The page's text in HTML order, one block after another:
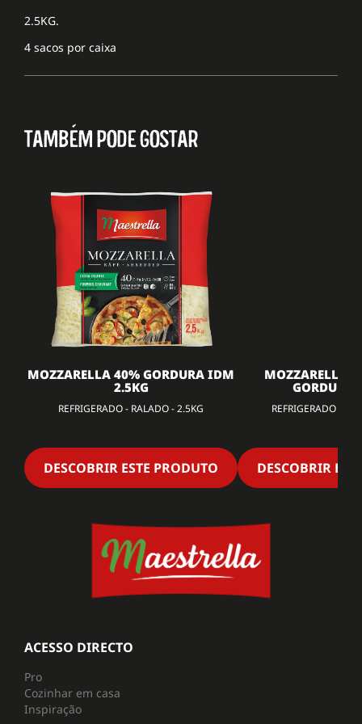
2.5KG.
4 sacos por caixa
TAMBÉM PODE GOSTAR
MOZZARELLA 40% GORDURA IDM
2.5KG
REFRIGERADO - RALADO - 2.5KG
DESCOBRIR ESTE PRODUTO
MOZZARELLA
GORDURA
REFRIGERADO -
DESCOBRIR
ACESSO DIRECTO
Pro
Cozinhar em casa
Inspiração